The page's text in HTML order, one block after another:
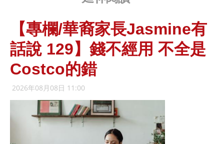
【專欄/華裔家長Jasmine有
話說 129】錢不經用 不全是
Costco的錯
2026年08月08日 11:00